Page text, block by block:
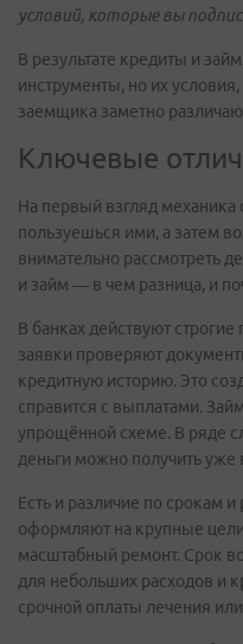
условий, которые вы
В результате кредиты и
инструменты, но их
заемщика заметно
Ключевые
На первый взгляд механика
пользуешься ими, а затем
внимательно рассмотреть
и займ — в чем разница, и
В банках действуют
заявки проверяют
кредитную историю. Это
справится с выплатами.
упрощённой схеме. В ряде
деньги можно получить уже
Есть и различие по срокам
оформляют на крупные
масштабный ремонт. Срок
для небольших расходов и
срочной оплаты лечения